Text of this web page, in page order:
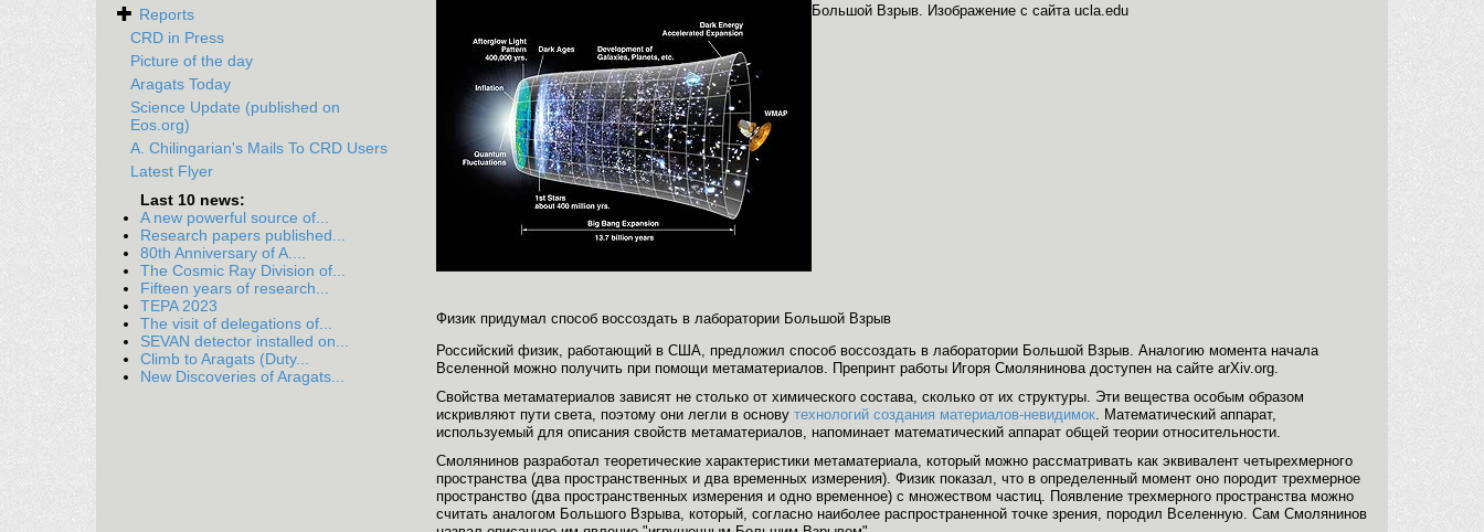
Reports
CRD in Press
Picture of the day
Aragats Today
Science Update (published on
Eos.org)
A. Chilingarian's Mails To CRD Users
Latest Flyer
Last 10 news:
A new powerful source of...
Research papers published...
80th Anniversary of A....
The Cosmic Ray Division of...
Fifteen years of research...
TEPA 2023
The visit of delegations of...
SEVAN detector installed on...
Climb to Aragats (Duty...
New Discoveries of Aragats...
Большой Взрыв. Изображение с сайта ucla.edu
Физик придумал способ воссоздать в лаборатории Большой Взрыв
Российский физик, работающий в США, предложил способ воссоздать в лаборатории Большой Взрыв. Аналогию момента начала
Вселенной можно получить при помощи метаматериалов. Препринт работы Игоря Смолянинова доступен на сайте arXiv.org.
Свойства метаматериалов зависят не столько от химического состава, сколько от их структуры. Эти вещества особым образом
искривляют пути света, поэтому они легли в основу технологий создания материалов-невидимок. Математический аппарат,
используемый для описания свойств метаматериалов, напоминает математический аппарат общей теории относительности.
Смолянинов разработал теоретические характеристики метаматериала, который можно рассматривать как эквивалент четырехмерного
пространства (два пространственных и два временных измерения). Физик показал, что в определенный момент оно породит трехмерное
пространство (два пространственных измерения и одно временное) с множеством частиц. Появление трехмерного пространства можно
считать аналогом Большого Взрыва, который, согласно наиболее распространенной точке зрения, породил Вселенную. Сам Смолянинов